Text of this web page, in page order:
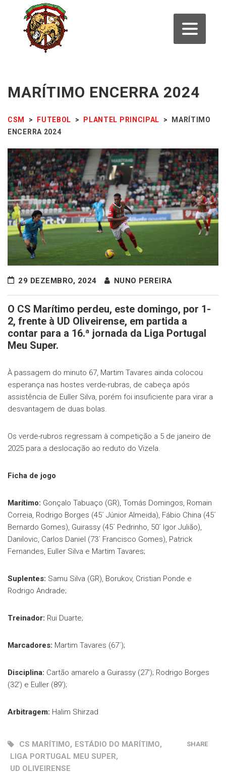
MARÍTIMO ENCERRA 2024
CSM > FUTEBOL > PLANTEL PRINCIPAL >
MARÍTIMO
ENCERRA 2024
29 DEZEMBRO, 2024 NUNO PEREIRA
O CS Marítimo perdeu, este domingo, por 1-
2, frente à UD Oliveirense, em partida a
contar para a 16.ª jornada da Liga Portugal
Meu Super.
À passagem do minuto 67, Martim Tavares ainda colocou
esperança nas hostes verde-rubras, de cabeça após
assistência de Euller Silva, porém foi insuficiente para virar a
desvantagem de duas bolas.
Os verde-rubros regressam à competição a 5 de janeiro de
2025 para a deslocação ao reduto do Vizela.
Ficha de jogo
Marítimo: Gonçalo Tabuaço (GR), Tomás Domingos, Romain
Correia, Rodrigo Borges (45´ Júnior Almeida), Fábio China (45´
Bernardo Gomes), Guirassy (45´ Pedrinho, 50´ Igor Julião),
Danilovic, Carlos Daniel (73´ Francisco Gomes), Patrick
Fernandes, Euller Silva e Martim Tavares;
Suplentes: Samu Silva (GR), Borukov, Cristian Ponde e
Rodrigo Andrade;
Treinador: Rui Duarte;
Marcadores: Martim Tavares (67´);
Disciplina: Cartão amarelo a Guirassy (27′); Rodrigo Borges
(32′) e Euller (89′);
Arbitragem: Halim Shirzad
CS MARÍTIMO, ESTÁDIO DO MARÍTIMO,
LIGA PORTUGAL MEU SUPER,
UD OLIVEIRENSE
SHARE